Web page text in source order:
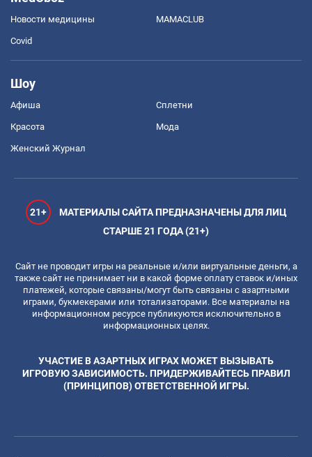
Новости медицины MAMACLUB
Covid
Шоу
Афиша Сплетни
Красота Мода
Женский Журнал
21+
МАТЕРИАЛЫ САЙТА ПРЕДНАЗНАЧЕНЫ ДЛЯ ЛИЦ
СТАРШЕ 21 ГОДА (21+)
Сайт не проводит игры на реальные и/или виртуальные деньги, а
также сайт не принимает ни в какой форме оплату ставок и/иных
платежей, которые связаны/могут быть связаны с азартными
играми, букмекерами или тотализаторами. Все материалы на
информационном ресурсе публикуются исключительно в
информационных целях.
УЧАСТИЕ В АЗАРТНЫХ ИГРАХ МОЖЕТ ВЫЗЫВАТЬ
ИГРОВУЮ ЗАВИСИМОСТЬ. ПРИДЕРЖИВАЙТЕСЬ ПРАВИЛ
(ПРИНЦИПОВ) ОТВЕТСТВЕННОЙ ИГРЫ.